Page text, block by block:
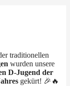
traditionellen
wurden unsere
D-Jugend der
gekürt! 🎉🔥